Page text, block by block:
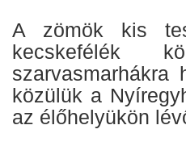
A zömök kis
kecskefélék
közülük a
az élőhelyükön